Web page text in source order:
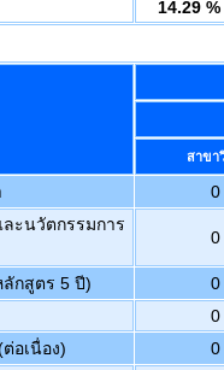
14.29 %
สาขา
0
ะนวัตกรรมการ
0
กสูตร 5 ปี)
0
0
อเนื่อง)
0